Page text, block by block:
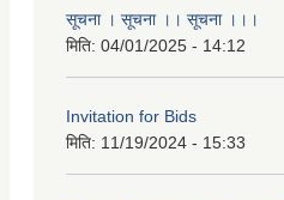
सूचना । सूचना ।। सूचना ।।।
मिति: 04/01/2025 - 14:12
Invitation for Bids
मिति: 11/19/2024 - 15:33